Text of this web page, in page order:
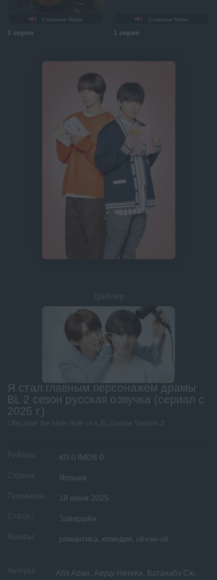
Странные Миры
2 серия
Странные Миры
1 серия
Я стал главным персонажем драмы
BL 2 сезон русская озвучка (сериал с
2025 г.)
I Became the Main Role of a BL Drama Season 2
Рейтинг: КП 0 IMDB 0
Страна: Япония
Премьера: 19 июня 2025
Статус: Завершён
Жанры: романтика, комедия, сёнэн-ай
Трейлер
Актеры:
Абэ Аран, Акуцу Нитика, Ватанабэ Сю,